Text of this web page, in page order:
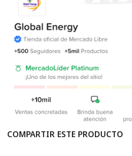
COMPARTIR ESTE PRODUCTO